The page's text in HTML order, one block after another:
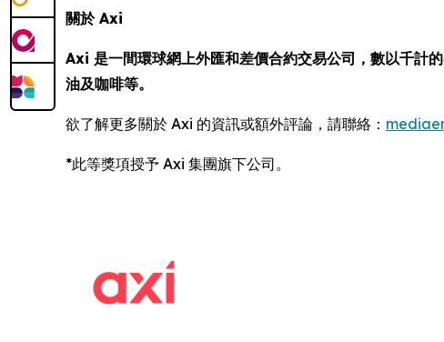
關於 Axi
Axi 是一間環球網上外匯和差價合約交易公司，數以千計
油及咖啡等。
欲了解更多關於 Axi 的資訊或額外評論，請聯絡：
*此等獎項授予 Axi 集團旗下公司。